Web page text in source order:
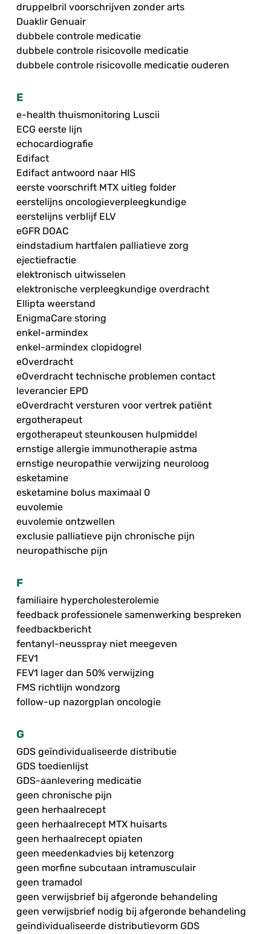
druppelbril voorschrijven zonder arts
Duaklir Genuair
dubbele controle medicatie
dubbele controle risicovolle medicatie
dubbele controle risicovolle medicatie ouderen
E
e-health thuismonitoring Luscii
ECG eerste lijn
echocardiografie
Edifact
Edifact antwoord naar HIS
eerste voorschrift MTX uitleg folder
eerstelijns oncologieverpleegkundige
eerstelijns verblijf ELV
eGFR DOAC
eindstadium hartfalen palliatieve zorg
ejectiefractie
elektronisch uitwisselen
elektronische verpleegkundige overdracht
Ellipta weerstand
EnigmaCare storing
enkel-armindex
enkel-armindex clopidogrel
eOverdracht
eOverdracht technische problemen contact
leverancier EPD
eOverdracht versturen voor vertrek patiënt
ergotherapeut
ergotherapeut steunkousen hulpmiddel
ernstige allergie immunotherapie astma
ernstige neuropathie verwijzing neuroloog
esketamine
esketamine bolus maximaal 0
euvolemie
euvolemie ontzwellen
exclusie palliatieve pijn chronische pijn
neuropathische pijn
F
familiaire hypercholesterolemie
feedback professionele samenwerking bespreken
feedbackbericht
fentanyl-neusspray niet meegeven
FEV1
FEV1 lager dan 50% verwijzing
FMS richtlijn wondzorg
follow-up nazorgplan oncologie
G
GDS geïndividualiseerde distributie
GDS toedienlijst
GDS-aanlevering medicatie
geen chronische pijn
geen herhaalrecept
geen herhaalrecept MTX huisarts
geen herhaalrecept opiaten
geen meedenkadvies bij ketenzorg
geen morfine subcutaan intramusculair
geen tramadol
geen verwijsbrief bij afgeronde behandeling
geen verwijsbrief nodig bij afgeronde behandeling
geïndividualiseerde distributievorm GDS